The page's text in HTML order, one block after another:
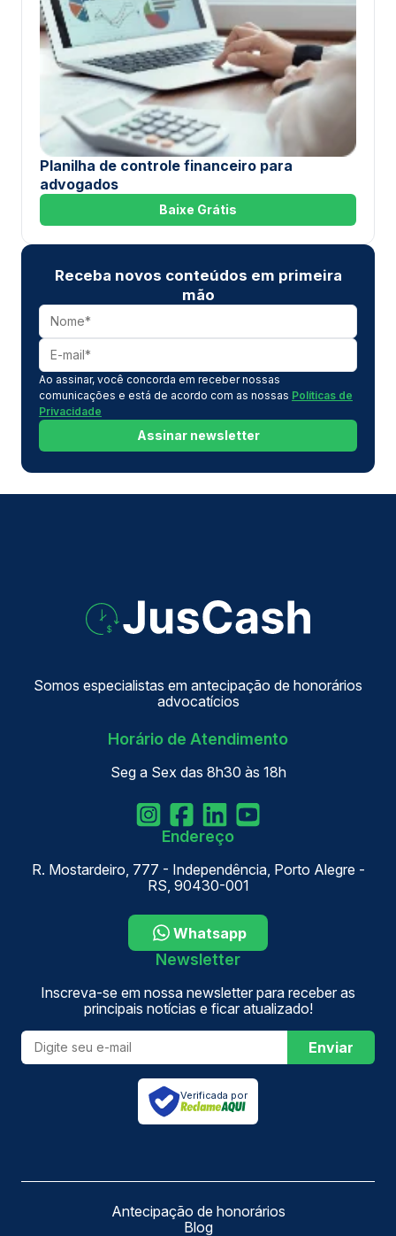
Planilha de controle financeiro para
advogados
Baixe Grátis
Receba novos conteúdos em primeira
mão
Ao assinar, você concorda em receber nossas
comunicações e está de acordo com as nossas Políticas de
Privacidade
Assinar newsletter
Somos especialistas em antecipação de honorários
advocatícios
Horário de Atendimento
Seg a Sex das 8h30 às 18h
Endereço
R. Mostardeiro, 777 - Independência, Porto Alegre -
RS, 90430-001
Whatsapp
Newsletter
Inscreva-se em nossa newsletter para receber as
principais notícias e ficar atualizado!
Enviar
Verificada por
Antecipação de honorários
Blog